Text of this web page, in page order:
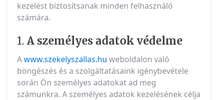
kezelést biztosítsanak minden felhasználó
számára.
1. A személyes adatok védelme
Awww.szekelyszallas.hu weboldalon való
böngészés és a szolgáltatásaink igénybevétele
során Ön személyes adatokat ad meg
számunkra. A személyes adatok kezelésének célja